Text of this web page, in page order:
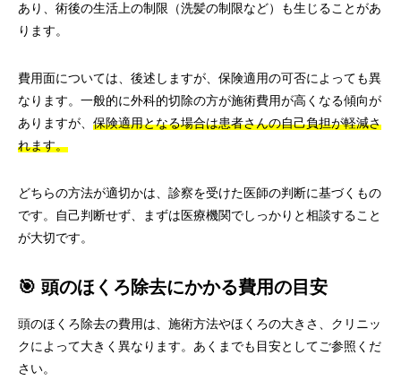
あり、術後の生活上の制限（洗髪の制限など）も生じることがあ
ります。
費用面については、後述しますが、保険適用の可否によっても異
なります。一般的に外科的切除の方が施術費用が高くなる傾向が
ありますが、 保険適用となる場合は患者さんの自己負担が軽減さ
れます。
どちらの方法が適切かは、診察を受けた医師の判断に基づくもの
です。自己判断せず、まずは医療機関でしっかりと相談すること
が大切です。
🎯 頭のほくろ除去にかかる費用の目安
頭のほくろ除去の費用は、施術方法やほくろの大きさ、クリニッ
クによって大きく異なります。あくまでも目安としてご参照くだ
さい。